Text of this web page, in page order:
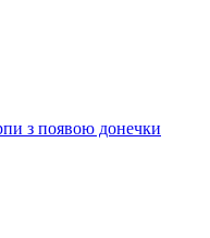
з появою донечки